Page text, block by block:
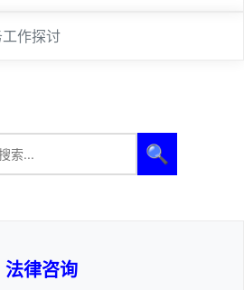
作探讨
🔍
法律咨询